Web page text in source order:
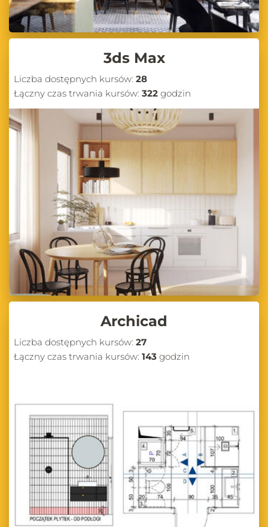
3ds Max
Liczba dostępnych kursów: 28
Łączny czas trwania kursów: 322 godzin
Archicad
Liczba dostępnych kursów: 27
Łączny czas trwania kursów: 143 godzin